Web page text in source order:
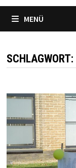
MENÜ
SCHLAGWORT: